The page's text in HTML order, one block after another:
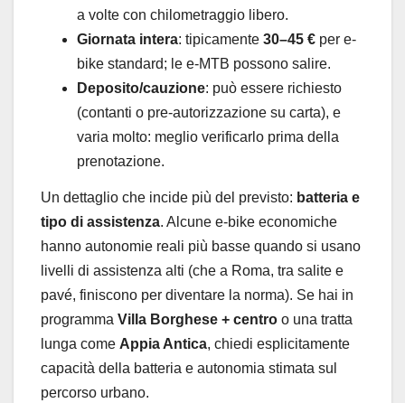
a volte con chilometraggio libero.
Giornata intera: tipicamente 30–45 € per e-
bike standard; le e-MTB possono salire.
Deposito/cauzione: può essere richiesto
(contanti o pre-autorizzazione su carta), e
varia molto: meglio verificarlo prima della
prenotazione.
Un dettaglio che incide più del previsto: batteria e
tipo di assistenza. Alcune e-bike economiche
hanno autonomie reali più basse quando si usano
livelli di assistenza alti (che a Roma, tra salite e
pavé, finiscono per diventare la norma). Se hai in
programma Villa Borghese + centro o una tratta
lunga come Appia Antica, chiedi esplicitamente
capacità della batteria e autonomia stimata sul
percorso urbano.